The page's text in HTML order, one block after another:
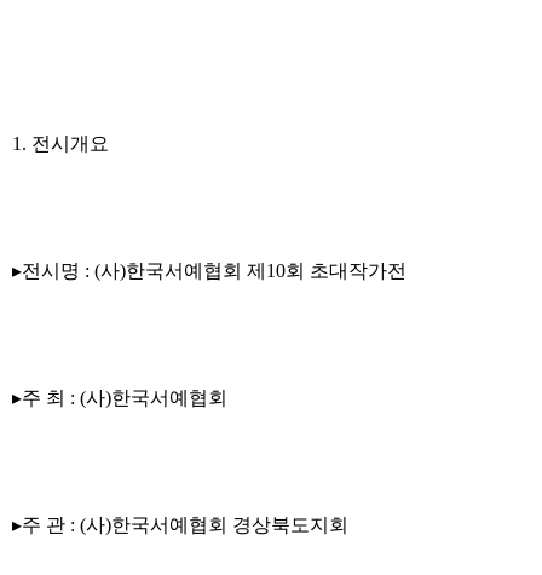
1. 전시개요
▸전시명 : (사)한국서예협회 제10회 초대작가전
▸주 최 : (사)한국서예협회
▸주 관 : (사)한국서예협회 경상북도지회